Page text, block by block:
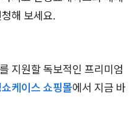
해 보세요.
지원할 독보적인 프리미엄
케이스 쇼핑몰에서 지금 바